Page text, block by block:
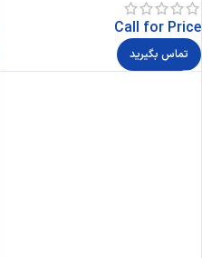
Call for Price
تماس بگیرید